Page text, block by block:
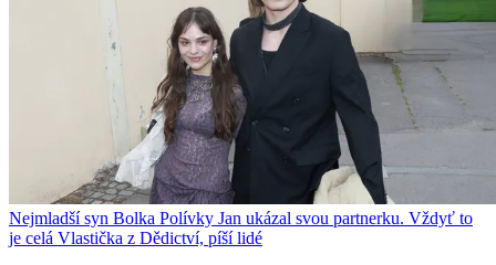
Nejmladší syn Bolka Polívky Jan ukázal svou partnerku. Vždyť to
je celá Vlastička z Dědictví, píší lidé